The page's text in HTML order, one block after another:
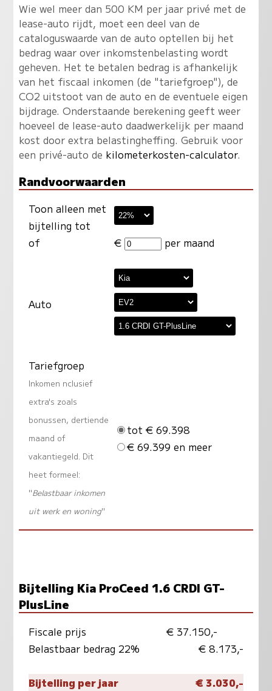
Wie wel meer dan 500 KM per jaar privé met de
lease-auto rijdt, moet een deel van de
cataloguswaarde van de auto optellen bij het
bedrag waar over inkomstenbelasting wordt
geheven. Het te betalen bedrag is afhankelijk
van het fiscaal inkomen (de "tariefgroep"), de
CO2 uitstoot van de auto en de eventuele eigen
bijdrage. Onderstaande berekening geeft weer
hoeveel de lease-auto daadwerkelijk per maand
kost door extra belastingheffing. Gebruik voor
een privé-auto de kilometerkosten-calculator.
Randvoorwaarden
Toon alleen met
bijtelling tot
of
€ per maand
Auto
Tariefgroep
Inkomen nclusief
extra's zoals
bonussen, dertiende
maand of
vakantiegeld. Dit
heet formeel:
"Belastbaar inkomen
uit werk en woning"
tot € 69.398
€ 69.399 en meer
Bijtelling Kia ProCeed 1.6 CRDI GT-
PlusLine
Fiscale prijs
€ 37.150,-
Belastbaar bedrag 22%
€ 8.173,-
Bijtelling per jaar
€ 3.030,-